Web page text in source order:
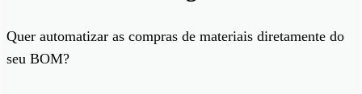
Quer automatizar as compras de materiais diretamente do
seu BOM?